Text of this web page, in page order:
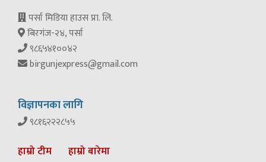
पर्सा मिडिया हाउस प्रा. लि.
बिरगंज-२४, पर्सा
९८६५४१००४२
birgunjexpress@gmail.com
विज्ञापनका लागि
९८१६२२२८५५
हाम्रो टीम हाम्रो बारेमा